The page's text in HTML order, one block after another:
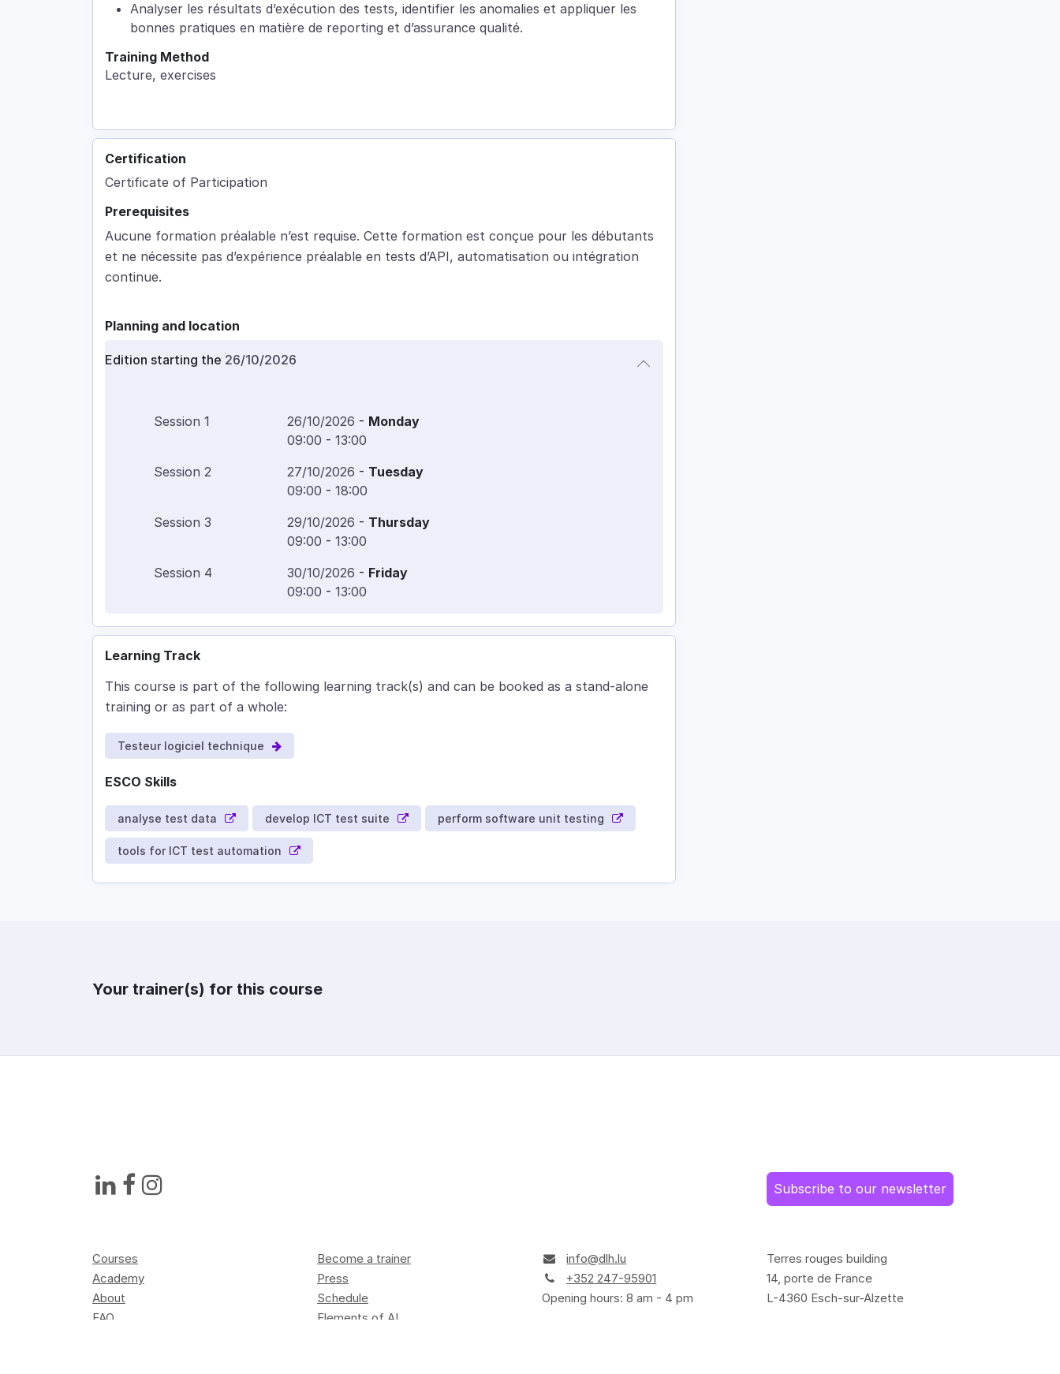
Analyser les résultats d’exécution des tests, identifier les anomalies et appliquer les
bonnes pratiques en matière de reporting et d’assurance qualité.
Training Method
Lecture, exercises
Certification
Certificate of Participation
Prerequisites
Aucune formation préalable n’est requise. Cette formation est conçue pour les débutants
et ne nécessite pas d’expérience préalable en tests d’API, automatisation ou intégration
continue.
Planning and location
Edition starting the 26/10/2026
Session 1 26/10/2026 - Monday
09:00 - 13:00
Session 2 27/10/2026 - Tuesday
09:00 - 18:00
Session 3 29/10/2026 - Thursday
09:00 - 13:00
Session 4 30/10/2026 - Friday
09:00 - 13:00
Learning Track
This course is part of the following learning track(s) and can be booked as a stand-alone
training or as part of a whole:
Testeur logiciel technique
ESCO Skills
analyse test data develop ICT test suite perform software unit testing
tools for ICT test automation
Your trainer(s) for this course
Subscribe to our newsletter
Courses
Academy
About
FAQ
Become a trainer
Press
Schedule
Elements of AI
info@dlh.lu
+352 247-95901
Opening hours: 8 am - 4 pm
Terres rouges building
14, porte de France
L-4360 Esch-sur-Alzette